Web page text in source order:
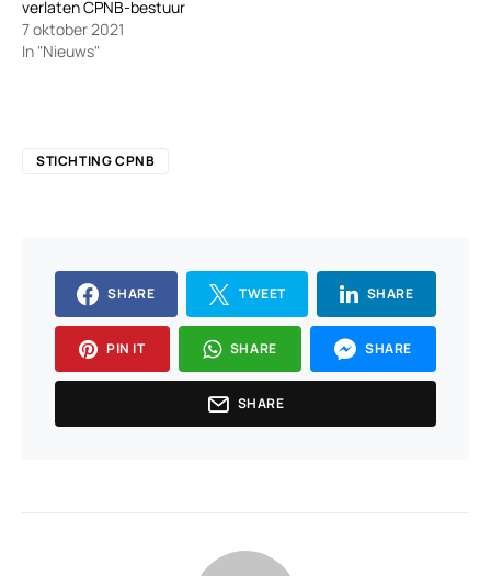
verlaten CPNB-bestuur
7 oktober 2021
In "Nieuws"
STICHTING CPNB
SHARE TWEET SHARE
PIN IT SHARE SHARE
SHARE